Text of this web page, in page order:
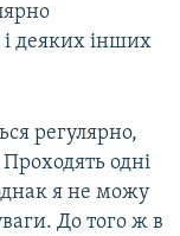
і деяких інших
регулярно,
одні
я не можу
До того ж в